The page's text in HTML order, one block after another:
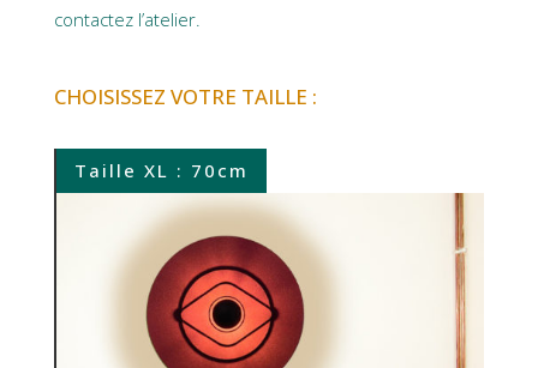
contactez l’atelier.
CHOISISSEZ VOTRE TAILLE :
Taille XL : 70cm